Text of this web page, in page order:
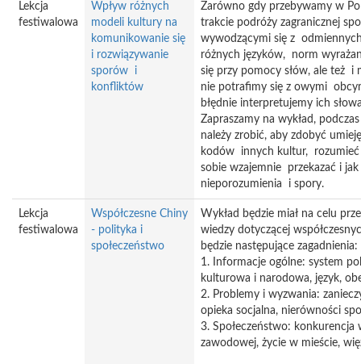
Lekcja
festiwalowa
Wpływ różnych
modeli kultury na
komunikowanie się
i rozwiązywanie
sporów i
konfliktów
Zarówno gdy przebywamy w
trakcie podróży zagranicznej
wywodzącymi się z
różnych języków, norm
się przy pomocy słów, ale też i
nie potrafimy się z owymi
błędnie interpretujemy ich
Zapraszamy na wykład,
należy zrobić, aby zdobyć
kodów innych kultur,
sobie wzajemnie przekazać i
nieporozumienia i spory.
Lekcja
festiwalowa
Współczesne Chiny
- polityka i
społeczeństwo
Wykład będzie miał na celu
wiedzy dotyczącej
będzie następujące zagadnienia:
1. Informacje ogólne: system
kulturowa i narodowa, język,
2. Problemy i wyzwania:
opieka socjalna, nierówności
3. Społeczeństwo: konkurencja
zawodowej, życie w mieście,